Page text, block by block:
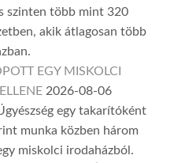
szinten több mint 320
akik átlagosan több
EGY MISKOLCI
2026-08-06
egy takarítóként
munka közben három
miskolci irodaházból.